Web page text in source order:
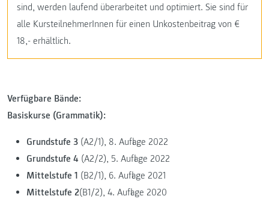
sind, werden laufend überarbeitet und optimiert. Sie sind für
alle KursteilnehmerInnen für einen Unkostenbeitrag von €
18,- erhältlich.
Verfügbare Bände:
Basiskurse (Grammatik):
Grundstufe 3 (A2/1), 8. Auflage 2022
Grundstufe 4 (A2/2), 5. Auflage 2022
Mittelstufe 1 (B2/1), 6. Auflage 2021
Mittelstufe 2(B1/2), 4. Auflage 2020